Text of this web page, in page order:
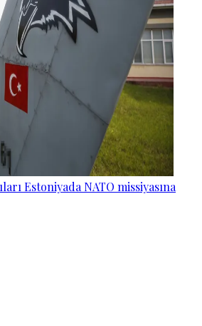
Estoniyada NATO missiyasına